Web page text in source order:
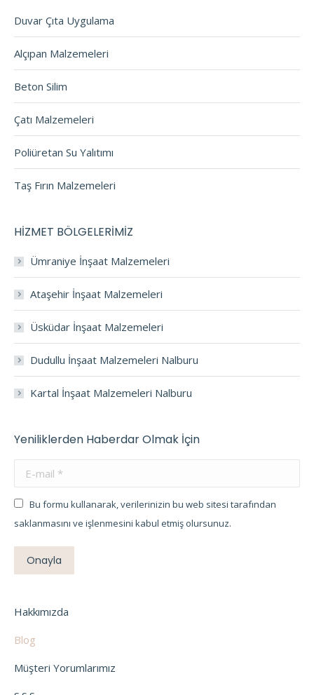
Duvar Çıta Uygulama
Alçıpan Malzemeleri
Beton Silim
Çatı Malzemeleri
Poliüretan Su Yalıtımı
Taş Fırın Malzemeleri
HİZMET BÖLGELERİMİZ
Ümraniye İnşaat Malzemeleri
Ataşehir İnşaat Malzemeleri
Üsküdar İnşaat Malzemeleri
Dudullu İnşaat Malzemeleri Nalburu
Kartal İnşaat Malzemeleri Nalburu
Yeniliklerden Haberdar Olmak İçin
E-mail *
Bu formu kullanarak, verilerinizin bu web sitesi tarafından
saklanmasını ve işlenmesini kabul etmiş olursunuz.
Onayla
Hakkımızda
Blog
Müşteri Yorumlarımız